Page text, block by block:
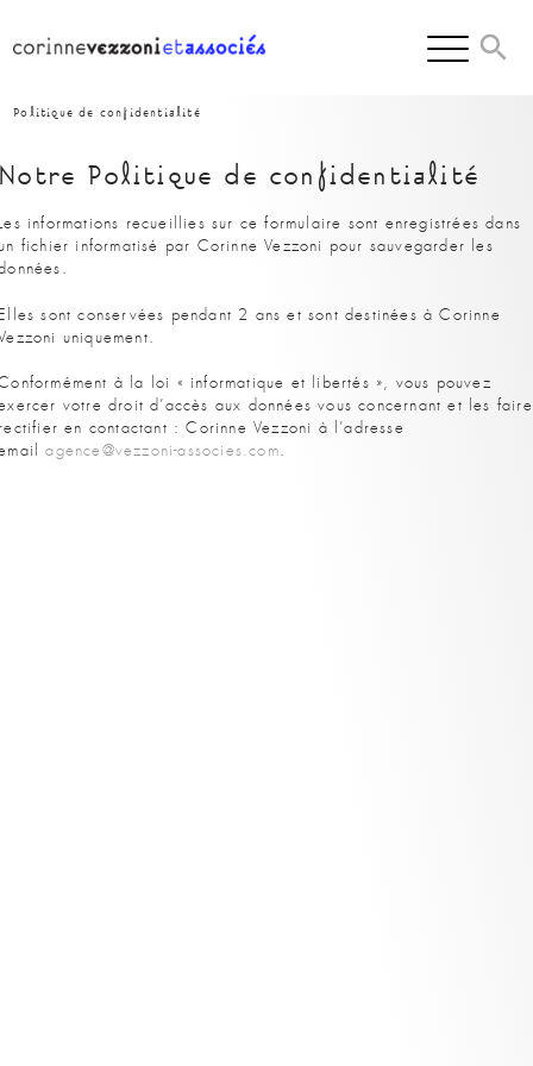
content
Politique de confidentialité
Politique de confidentialité
informations recueillies sur ce formulaire sont enregistrées dans
fichier informatisé par Corinne Vezzoni pour sauvegarder les
sont conservées pendant 2 ans et sont destinées à Corinne
uniquement.
à la loi « informatique et libertés », vous pouvez
votre droit d’accès aux données vous concernant et les faire
en contactant : Corinne Vezzoni à l’adresse
agence@vezzoni-associes.com.